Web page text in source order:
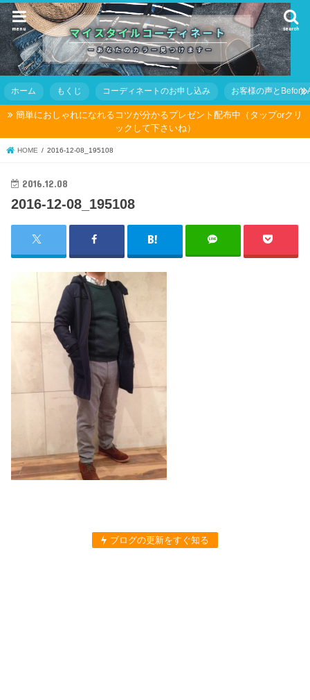
search
menu
ホーム もくじ コーディネートのお申し込み お客様の声とBefore
簡単におしゃれになれるコツが分かるプレゼント配布中（タップorクリ
ックして下さいね）
HOME 2016-12-08_195108
2016.12.08
2016-12-08_195108
ブログの更新をすぐ知る